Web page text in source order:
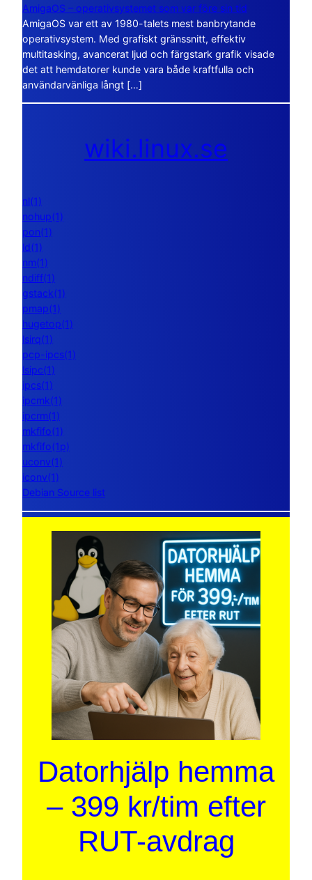
AmigaOS – operativsystemet som var före sin tid
AmigaOS var ett av 1980-talets mest banbrytande
operativsystem. Med grafiskt gränssnitt, effektiv
multitasking, avancerat ljud och färgstark grafik visade
det att hemdatorer kunde vara både kraftfulla och
användarvänliga långt […]
wiki.linux.se
nl(1)
nohup(1)
pon(1)
ld(1)
nm(1)
ndiff(1)
gstack(1)
pmap(1)
hugetop(1)
lsirq(1)
pcp-ipcs(1)
lsipc(1)
ipcs(1)
ipcmk(1)
ipcrm(1)
mkfifo(1)
mkfifo(1p)
uconv(1)
iconv(1)
Debian Source list
Datorhjälp hemma
– 399 kr/tim efter
RUT-avdrag